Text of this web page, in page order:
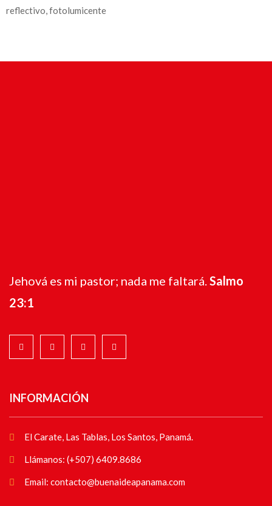
reflectivo, fotolumicente
Jehová es mi pastor; nada me faltará.Salmo
23:1
INFORMACIÓN
El Carate, Las Tablas, Los Santos, Panamá.
Llámanos: (+507) 6409.8686
Email: contacto@buenaideapanama.com